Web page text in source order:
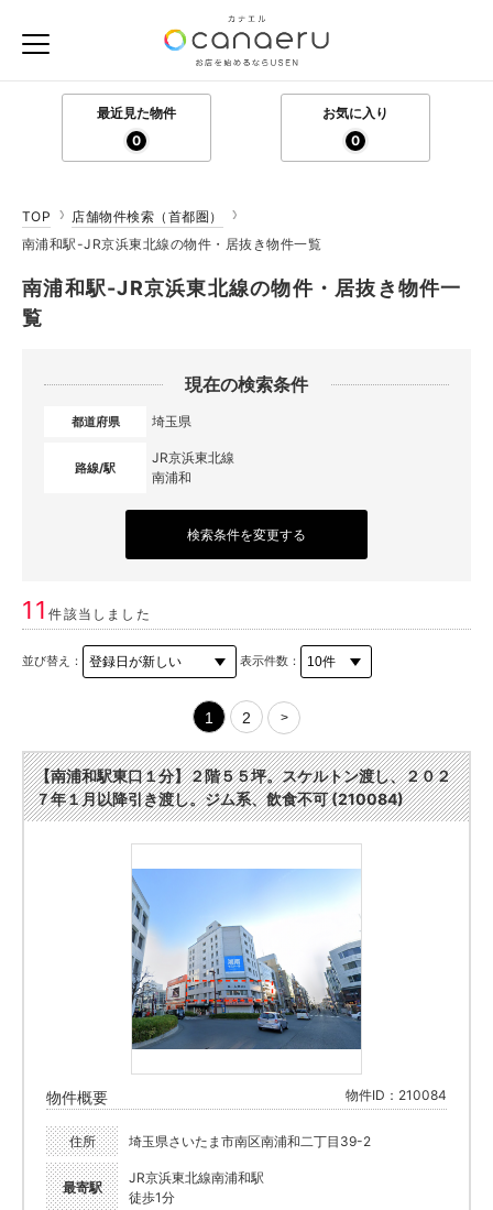
最近見た物件
0
お気に入り
0
TOP
店舗物件検索（首都圏）
南浦和駅-JR京浜東北線の物件・居抜き物件一覧
南浦和駅-JR京浜東北線の物件・居抜き物件一
覧
現在の検索条件
都道府県 埼玉県
路線/駅
JR京浜東北線
南浦和
検索条件を変更する
11件該当しました
並び替え： 表示件数：
1 2 >
【南浦和駅東口１分】２階５５坪。スケルトン渡し、２０２
７年１月以降引き渡し。ジム系、飲食不可 (210084)
物件概要 物件ID：210084
住所 埼玉県さいたま市南区南浦和二丁目39-2
最寄駅
JR京浜東北線南浦和駅
徒歩1分